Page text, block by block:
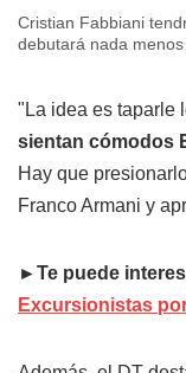
Cristian Fabbiani
debutará nada
"La idea es taparle
sientan cómodos
Hay que
Franco Armani y
►Te puede
Excursionistas